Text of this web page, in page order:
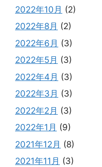
2022年10月 (2)
2022年8月 (2)
2022年6月 (3)
2022年5月 (3)
2022年4月 (3)
2022年3月 (3)
2022年2月 (3)
2022年1月 (9)
2021年12月 (8)
2021年11月 (3)